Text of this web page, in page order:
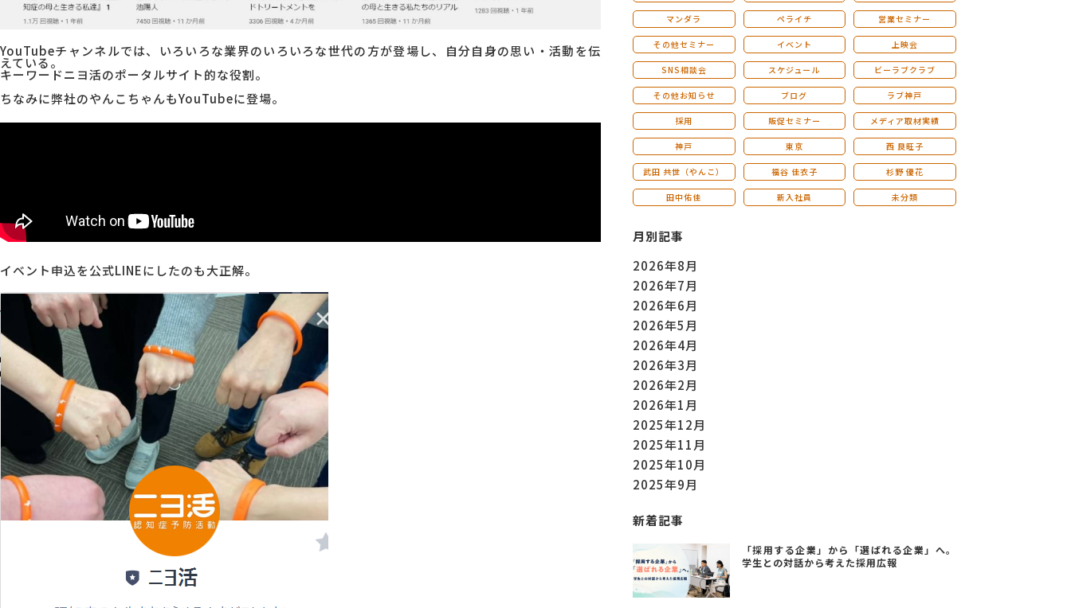
YouTubeチャンネルでは、いろいろな業界のいろいろな世代の方が登場し、自分自身の思い・活動を伝
えている。
キーワードニヨ活のポータルサイト的な役割。
ちなみに弊社のやんこちゃんもYouTubeに登場。
イベント申込を公式LINEにしたのも大正解。
マンダラ ペライチ 営業セミナー
その他セミナー イベント 上映会
SNS相談会 スケジュール ビーラブクラブ
その他お知らせ ブログ ラブ神戸
採用 販促セミナー メディア取材実績
神戸 東京 西 良旺子
武田 共世（やんこ） 福谷 佳衣子 杉野 優花
田中佑佳 新入社員 未分類
月別記事
2026年8月
2026年7月
2026年6月
2026年5月
2026年4月
2026年3月
2026年2月
2026年1月
2025年12月
2025年11月
2025年10月
2025年9月
新着記事
「採用する企業」から「選ばれる企業」へ。
学生との対話から考えた採用広報